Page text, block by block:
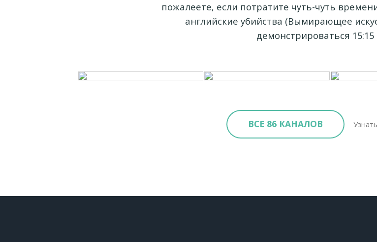
пожалеете, если потратите чуть-чуть
английские убийства (Вымирающее
демонстрироваться 15:15
ВСЕ 86 КАНАЛОВ